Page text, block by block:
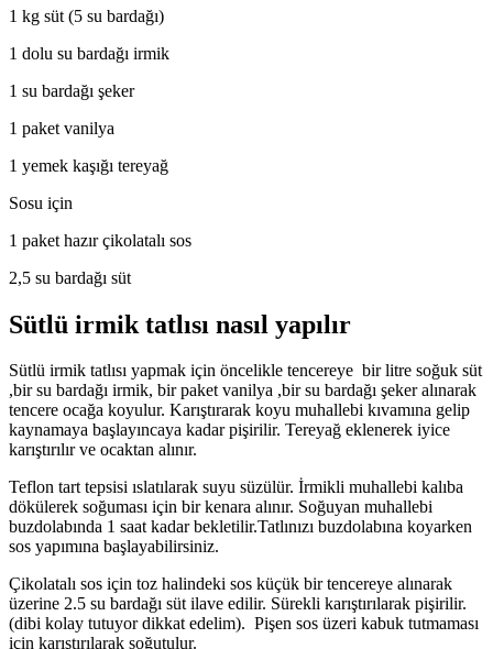
1 kg süt (5 su bardağı)
1 dolu su bardağı irmik
1 su bardağı şeker
1 paket vanilya
1 yemek kaşığı tereyağ
Sosu için
1 paket hazır çikolatalı sos
2,5 su bardağı süt
Sütlü irmik tatlısı nasıl yapılır
Sütlü irmik tatlısı yapmak için öncelikle tencereye bir litre soğuk süt
,bir su bardağı irmik, bir paket vanilya ,bir su bardağı şeker alınarak
tencere ocağa koyulur. Karıştırarak koyu muhallebi kıvamına gelip
kaynamaya başlayıncaya kadar pişirilir. Tereyağ eklenerek iyice
karıştırılır ve ocaktan alınır.
Teflon tart tepsisi ıslatılarak suyu süzülür. İrmikli muhallebi kalıba
dökülerek soğuması için bir kenara alınır. Soğuyan muhallebi
buzdolabında 1 saat kadar bekletilir.Tatlınızı buzdolabına koyarken
sos yapımına başlayabilirsiniz.
Çikolatalı sos için toz halindeki sos küçük bir tencereye alınarak
üzerine 2.5 su bardağı süt ilave edilir. Sürekli karıştırılarak pişirilir.
(dibi kolay tutuyor dikkat edelim). Pişen sos üzeri kabuk tutmaması
için karıştırılarak soğutulur.